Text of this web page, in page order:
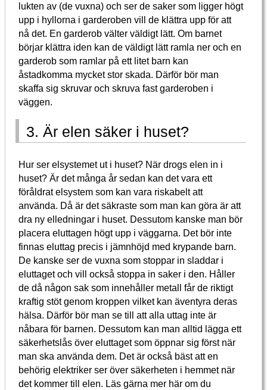
lukten av (de vuxna) och ser de saker som ligger högt
upp i hyllorna i garderoben vill de klättra upp för att
nå det. En garderob välter väldigt lätt. Om barnet
börjar klättra iden kan de väldigt lätt ramla ner och en
garderob som ramlar på ett litet barn kan
åstadkomma mycket stor skada. Därför bör man
skaffa sig skruvar och skruva fast garderoben i
väggen.
3. Är elen säker i huset?
Hur ser elsystemet ut i huset? När drogs elen in i
huset? Är det många år sedan kan det vara ett
föråldrat elsystem som kan vara riskabelt att
använda. Då är det säkraste som man kan göra är att
dra ny elledningar i huset. Dessutom kanske man bör
placera eluttagen högt upp i väggarna. Det bör inte
finnas eluttag precis i jämnhöjd med krypande barn.
De kanske ser de vuxna som stoppar in sladdar i
eluttaget och vill också stoppa in saker i den. Håller
de då någon sak som innehåller metall får de riktigt
kraftig stöt genom kroppen vilket kan äventyra deras
hälsa. Därför bör man se till att alla uttag inte är
nåbara för barnen. Dessutom kan man alltid lägga ett
säkerhetslås över eluttaget som öppnar sig först när
man ska använda dem. Det är också bäst att en
behörig elektriker ser över säkerheten i hemmet när
det kommer till elen. Läs gärna mer här om du